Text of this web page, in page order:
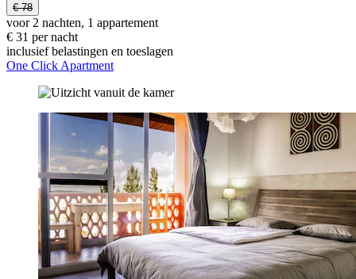
€ 78
voor 2 nachten, 1 appartement
€ 31 per nacht
inclusief belastingen en toeslagen
One Click Apartment